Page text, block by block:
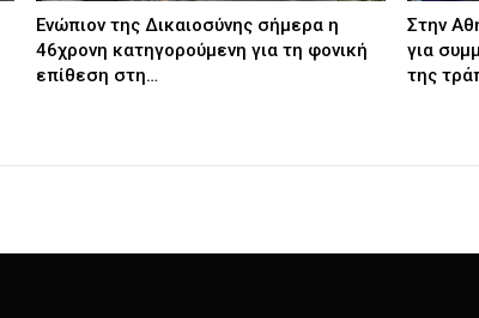
Ενώπιον της Δικαιοσύνης σήμερα η
46χρονη κατηγορούμενη για τη φονική
επίθεση στη…
Στην
για
της